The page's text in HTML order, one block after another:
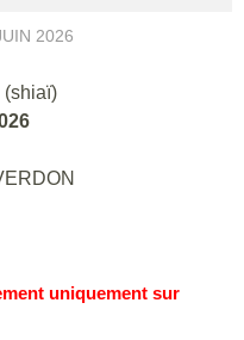
2026
(shiaï)
uniquement sur